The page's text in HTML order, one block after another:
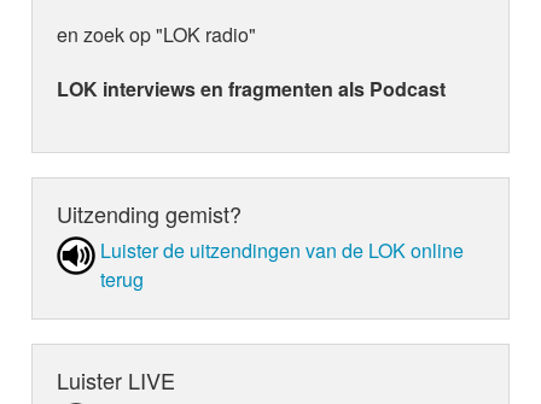
en zoek op "LOK radio"
LOK interviews en fragmenten als Podcast
Uitzending gemist?
Luister de uit­zen­din­gen van de LOK online
terug
Luister LIVE